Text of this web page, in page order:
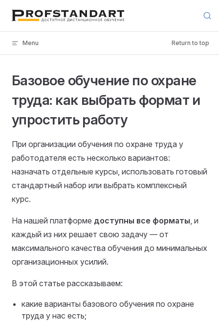
Skip to content
Menu Return to top
Базовое обучение по охране
труда: как выбрать формат и
упростить работу
При организации обучения по охране труда у
работодателя есть несколько вариантов:
назначать отдельные курсы, использовать готовый
стандартный набор или выбрать комплексный
курс.
На нашей платформе доступны все форматы, и
каждый из них решает свою задачу — от
максимального качества обучения до минимальных
организационных усилий.
В этой статье рассказываем:
какие варианты базового обучения по охране
труда у нас есть;